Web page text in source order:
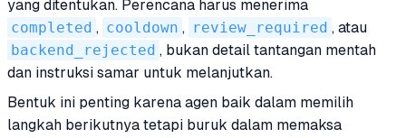
yang ditentukan. Perencana harus menerima
completed , cooldown , review_required , atau
backend_rejected , bukan detail tantangan mentah
dan instruksi samar untuk melanjutkan.
Bentuk ini penting karena agen baik dalam memilih
langkah berikutnya tetapi buruk dalam memaksa